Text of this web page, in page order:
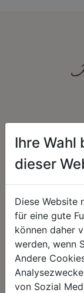
Unser Sortiment
positives
schenken
Momente für
zu Hause – den
Menschen sich
positive Energie
Ihre Wahl
dieser
Diese Website
für eine gute
können daher
werden, wenn
Andere
von Sozial